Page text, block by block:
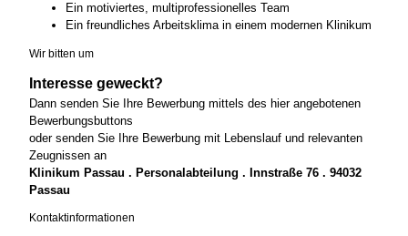
Ein motiviertes, multiprofessionelles Team
Ein freundliches Arbeitsklima in einem modernen Klinikum
Wir bitten um
Interesse geweckt?
Dann senden Sie Ihre Bewerbung mittels des hier angebotenen
Bewerbungsbuttons
oder senden Sie Ihre Bewerbung mit Lebenslauf und relevanten
Zeugnissen an
Klinikum Passau . Personalabteilung . Innstraße 76 . 94032
Passau
Kontaktinformationen